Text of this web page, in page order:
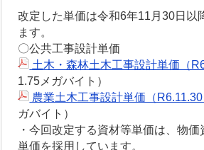
改定した単価は令和6年11月30日以
ます。
〇公共工事設計単価
土木・森林土木工事設計単価（
1.75メガバイト）
農業土木工事設計単価（
ガバイト）
・今回改定する資材等単価は、物
単価を採用しています。